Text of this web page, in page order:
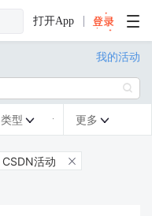
打开App
我的活动

类型  更多 
CSDN活动 